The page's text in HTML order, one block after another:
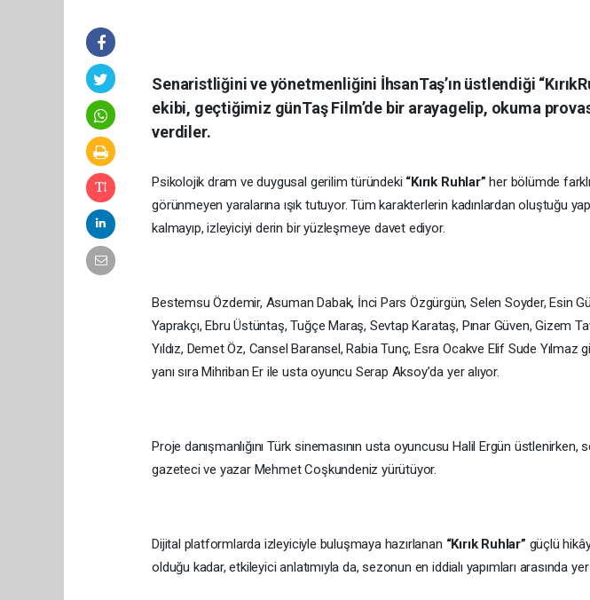
Senaristliğini ve yönetmenliğini İhsanTaş’ın üstlendiği
ekibi, geçtiğimiz günTaş Film’de bir arayagelip, okuma
verdiler.
Psikolojik dram ve duygusal gerilim türündeki “Kırık Ruhlar” her bölümde
görünmeyen yaralarına ışık tutuyor. Tüm karakterlerin kadınlardan oluştuğu
kalmayıp, izleyiciyi derin bir yüzleşmeye davet ediyor.
Bestemsu Özdemir, Asuman Dabak, İnci Pars Özgürgün, Selen Soyder, Esin
Yaprakçı, Ebru Üstüntaş, Tuğçe Maraş, Sevtap Karataş, Pınar Güven, Gizem
Yıldız, Demet Öz, Cansel Baransel, Rabia Tunç, Esra Ocakve Elif Sude Yılmaz
yanı sıra Mihriban Er ile usta oyuncu Serap Aksoy’da yer alıyor.
Proje danışmanlığını Türk sinemasının usta oyuncusu Halil Ergün üstlenirken,
gazeteci ve yazar Mehmet Coşkundeniz yürütüyor.
Dijital platformlarda izleyiciyle buluşmaya hazırlanan “Kırık Ruhlar” güçlü
olduğu kadar, etkileyici anlatımıyla da, sezonun en iddialı yapımları arasında yer